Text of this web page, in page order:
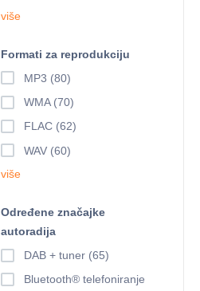
više
Formati za reprodukciju
MP3 (80)
WMA (70)
FLAC (62)
WAV (60)
više
Određene značajke
autoradija
DAB + tuner (65)
Bluetooth® telefoniranje